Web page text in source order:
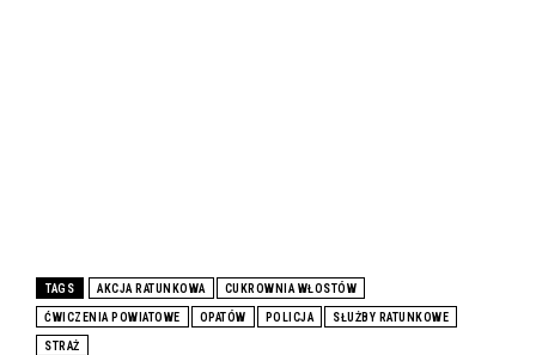
TAGS AKCJA RATUNKOWA CUKROWNIA WŁOSTÓW
ĆWICZENIA POWIATOWE OPATÓW POLICJA SŁUŻBY RATUNKOWE
STRAŻ